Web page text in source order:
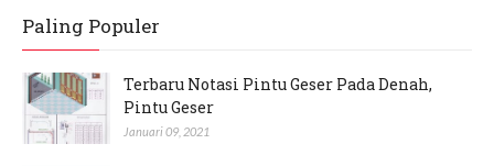
Paling Populer
Terbaru Notasi Pintu Geser Pada Denah,
Pintu Geser
Januari 09, 2021